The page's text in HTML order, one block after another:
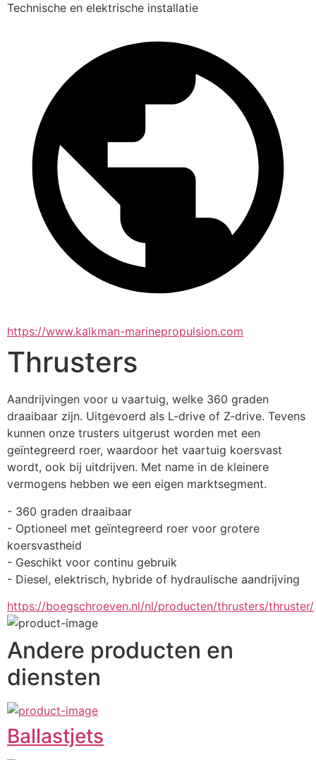
Technische en elektrische installatie
https://www.kalkman-marinepropulsion.com
Thrusters
Aandrijvingen voor u vaartuig, welke 360 graden
draaibaar zijn. Uitgevoerd als L-drive of Z-drive. Tevens
kunnen onze trusters uitgerust worden met een
geïntegreerd roer, waardoor het vaartuig koersvast
wordt, ook bij uitdrijven. Met name in de kleinere
vermogens hebben we een eigen marktsegment.
- 360 graden draaibaar
- Optioneel met geïntegreerd roer voor grotere
koersvastheid
- Geschikt voor continu gebruik
- Diesel, elektrisch, hybride of hydraulische aandrijving
https://boegschroeven.nl/nl/producten/thrusters/thruster/
Andere producten en
diensten
Ballastjets